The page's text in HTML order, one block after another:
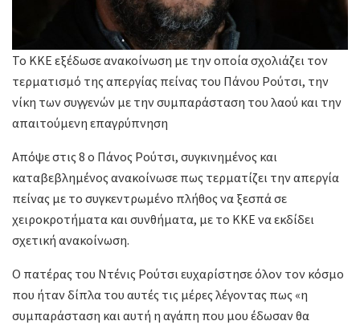
Το ΚΚΕ εξέδωσε ανακοίνωση με την οποία σχολιάζει τον
τερματισμό της απεργίας πείνας του Πάνου Ρούτσι, την
νίκη των συγγενών με την συμπαράσταση του λαού και την
απαιτούμενη επαγρύπνηση
Απόψε στις 8 ο Πάνος Ρούτσι, συγκινημένος και
καταβεβλημένος ανακοίνωσε πως τερματίζει την απεργία
πείνας με το συγκεντρωμένο πλήθος να ξεσπά σε
χειροκροτήματα και συνθήματα, με το ΚΚΕ να εκδίδει
σχετική ανακοίνωση.
Ο πατέρας του Ντένις Ρούτσι ευχαρίστησε όλον τον κόσμο
που ήταν δίπλα του αυτές τις μέρες λέγοντας πως «η
συμπαράσταση και αυτή η αγάπη που μου έδωσαν θα